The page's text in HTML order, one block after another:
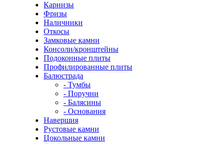
Карнизы
Фризы
Наличники
Откосы
Замковые камни
Консоли/кронштейны
Подоконные плиты
Профилированные плиты
Балюстрада
- Тумбы
- Поручни
- Балясины
- Основания
Навершия
Рустовые камни
Цокольные камни